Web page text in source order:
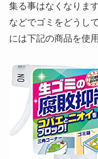
集る事はなくなりま
などでゴミをどうし
には下記の商品を使